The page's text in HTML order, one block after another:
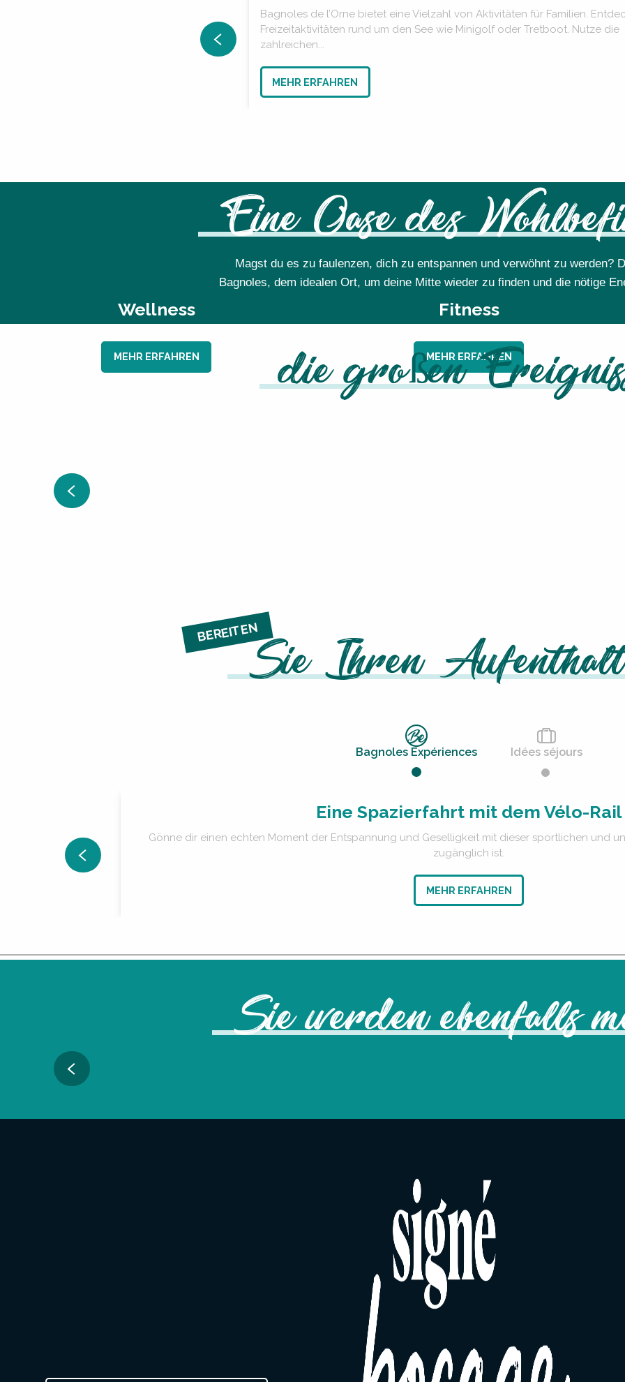
Bagnoles de l’Orne bietet eine Vielzahl von Aktivitäten für Familien.
Freizeitaktivitäten rund um den See wie Minigolf oder Tretboot. Nutze die
zahlreichen...
MEHR ERFAHREN
Eine Oase des
Magst du es zu faulenzen, dich zu entspannen und verwöhnt zu werden?
Bagnoles, dem idealen Ort, um deine Mitte wieder zu finden und die nötige
Wellness
MEHR ERFAHREN
Fitness
MEHR ERFAHREN
die großen
BEREITEN
Sie Ihren
Bagnoles Expériences Idées séjours
Eine Spazierfahrt mit dem Vélo-Rail
Gönne dir einen echten Moment der Entspannung und Geselligkeit mit dieser sportlichen und
zugänglich ist.
MEHR ERFAHREN
Sie werden ebenfalls